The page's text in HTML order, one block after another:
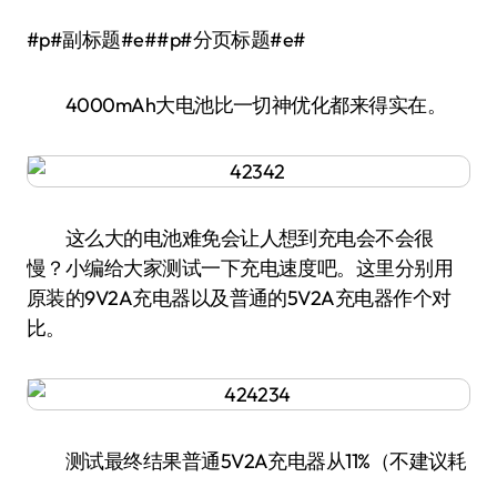
#p#副标题#e##p#分页标题#e#
4000mAh大电池比一切神优化都来得实在。
这么大的电池难免会让人想到充电会不会很
慢？小编给大家测试一下充电速度吧。这里分别用
原装的9V2A充电器以及普通的5V2A充电器作个对
比。
测试最终结果普通5V2A充电器从11%（不建议耗